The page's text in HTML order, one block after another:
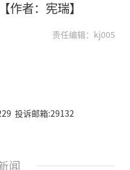
作者：宪瑞】
责任编辑：kj005
投诉邮箱:29132
闻